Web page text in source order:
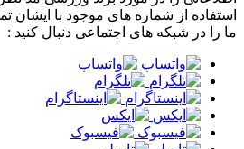
استفاده از شماره های موجود با ایشان
ما را در شبکه های اجتماعی دنبال کنید :